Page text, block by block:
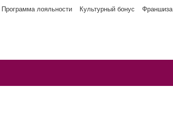
Программа лояльности Культурный бонус Франшиза